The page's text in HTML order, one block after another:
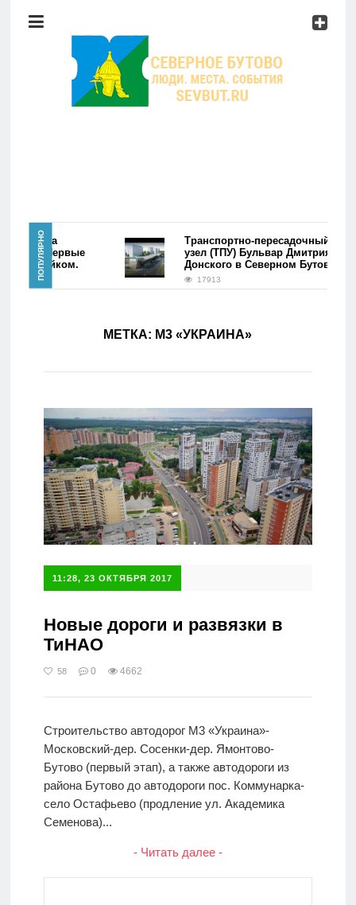
Район
Мероприятия
Главная
Новости
ПОПУЛЯРНО
района
Первые
фэйком.
Транспортно-пересадочный
узел (ТПУ) Бульвар Дмитрия
Донского в Северном Бутово
17913
МЕТКА: М3 «УКРАИНА»
11:28, 23 ОКТЯБРЯ 2017
Новые дороги и развязки в
ТиНАО
58 0 4662
Строительство автодорог М3 «Украина»-
Московский-дер. Сосенки-дер. Ямонтово-
Бутово (первый этап), а также автодороги из
района Бутово до автодороги пос. Коммунарка-
село Остафьево (продление ул. Академика
Семенова)...
- Читать далее -